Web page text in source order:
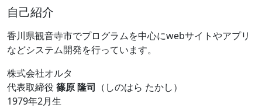
自己紹介
香川県観音寺市でプログラムを中心にwebサイトやアプリ
などシステム開発を行っています。
株式会社オルタ
代表取締役 篠原 隆司 （しのはら たかし）
1979年2月生